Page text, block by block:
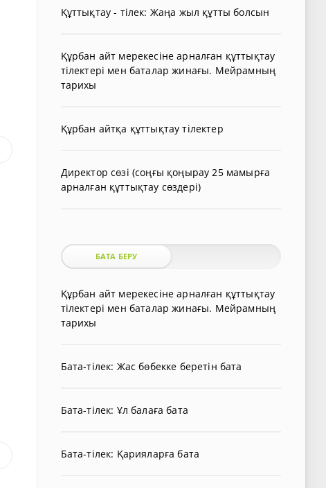
Құттықтау - тілек: Жаңа жыл құтты болсын
Құрбан айт мерекесіне арналған құттықтау
тілектері мен баталар жинағы. Мейрамның
тарихы
Құрбан айтқа құттықтау тілектер
Директор сөзі (соңғы қоңырау 25 мамырға
арналған құттықтау сөздері)
БАТА БЕРУ
Құрбан айт мерекесіне арналған құттықтау
тілектері мен баталар жинағы. Мейрамның
тарихы
Бата-тілек: Жас бөбекке беретін бата
Бата-тілек: Ұл балаға бата
Бата-тілек: Қарияларға бата